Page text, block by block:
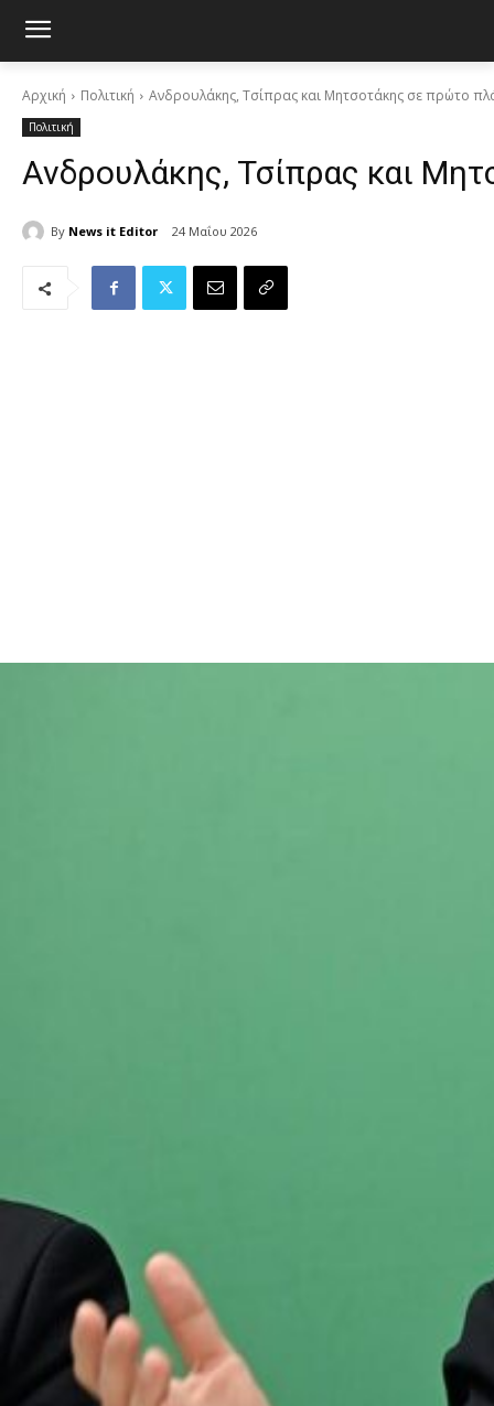
Αρχική Πολιτική Ανδρουλάκης, Τσίπρας και Μητσοτάκης σε πρώτο
Πολιτική
Ανδρουλάκης, Τσίπρας και
By News it Editor 24 Μαΐου 2026